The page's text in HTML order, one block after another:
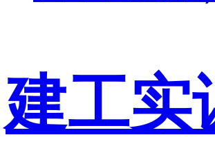
建工实